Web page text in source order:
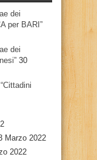
dei
per BARI”
dei
30
Marzo 2022
2022